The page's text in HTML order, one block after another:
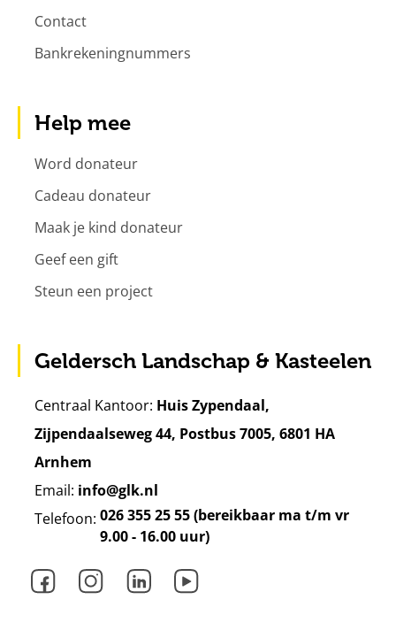
Contact
Bankrekeningnummers
Help mee
Word donateur
Cadeau donateur
Maak je kind donateur
Geef een gift
Steun een project
Geldersch Landschap & Kasteelen
Centraal Kantoor: Huis Zypendaal,
Zijpendaalseweg 44, Postbus 7005, 6801 HA
Arnhem
Email: info@glk.nl
Telefoon: 026 355 25 55 (bereikbaar ma t/m vr
9.00 - 16.00 uur)